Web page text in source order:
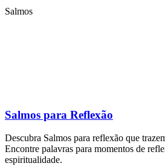
Salmos
Salmos para Reflexão
Descubra Salmos para reflexão que
Encontre palavras para momentos de
espiritualidade.